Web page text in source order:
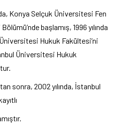
Konya Selçuk Üniversitesi Fen
başlamış, 1996 yılında
Hukuk Fakültesi’ni
Üniversitesi Hukuk
sonra, 2002 yılında, İstanbul